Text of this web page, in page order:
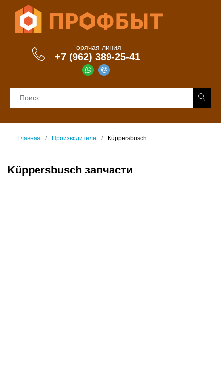
Горячая линия
+7 (962) 389-25-41
Главная Производители Küppersbusch
Küppersbusch запчасти